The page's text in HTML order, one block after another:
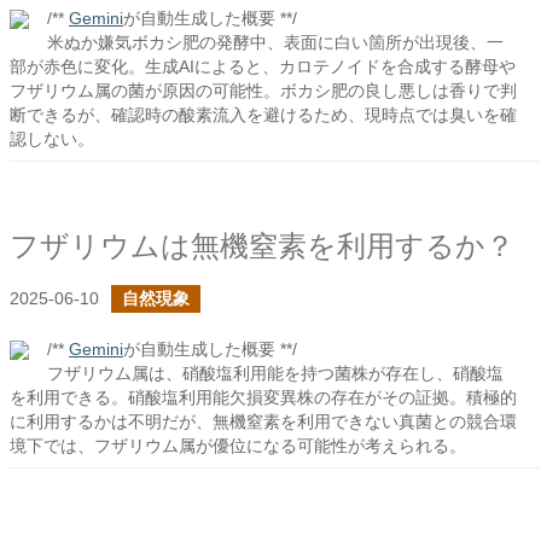
/** Geminiが自動生成した概要 **/
米ぬか嫌気ボカシ肥の発酵中、表面に白い箇所が出現後、一
部が赤色に変化。生成AIによると、カロテノイドを合成する酵母や
フザリウム属の菌が原因の可能性。ボカシ肥の良し悪しは香りで判
断できるが、確認時の酸素流入を避けるため、現時点では臭いを確
認しない。
フザリウムは無機窒素を利用するか？
2025-06-10 自然現象
/** Geminiが自動生成した概要 **/
フザリウム属は、硝酸塩利用能を持つ菌株が存在し、硝酸塩
を利用できる。硝酸塩利用能欠損変異株の存在がその証拠。積極的
に利用するかは不明だが、無機窒素を利用できない真菌との競合環
境下では、フザリウム属が優位になる可能性が考えられる。